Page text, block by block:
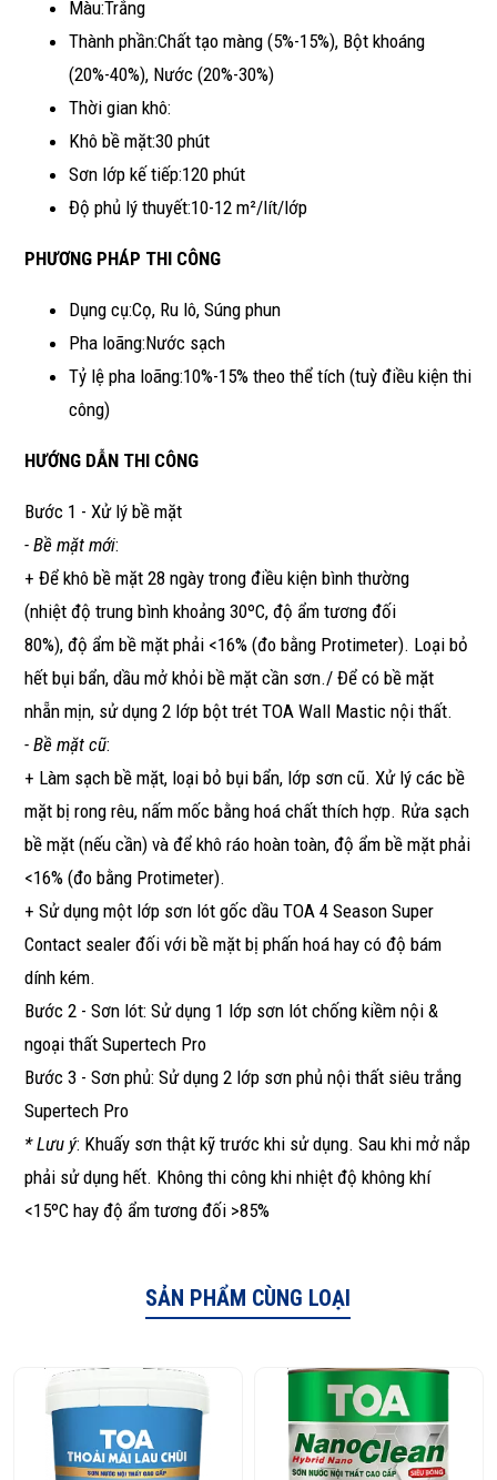
Màu:Trắng
Thành phần:Chất tạo màng (5%-15%), Bột khoáng
(20%-40%), Nước (20%-30%)
Thời gian khô:
Khô bề mặt:30 phút
Sơn lớp kế tiếp:120 phút
Độ phủ lý thuyết:10-12 m²/lít/lớp
PHƯƠNG PHÁP THI CÔNG
Dụng cụ:Cọ, Ru lô, Súng phun
Pha loãng:Nước sạch
Tỷ lệ pha loãng:10%-15% theo thể tích (tuỳ điều kiện thi
công)
HƯỚNG DẪN THI CÔNG
Bước 1 - Xử lý bề mặt
- Bề mặt mới:
+ Để khô bề mặt 28 ngày trong điều kiện bình thường
(nhiệt độ trung bình khoảng 30ºC, độ ẩm tương đối
80%), độ ẩm bề mặt phải <16% (đo bằng Protimeter). Loại bỏ
hết bụi bẩn, dầu mở khỏi bề mặt cần sơn./ Để có bề mặt
nhẵn mịn, sử dụng 2 lớp bột trét TOA Wall Mastic nội thất.
- Bề mặt cũ:
+ Làm sạch bề mặt, loại bỏ bụi bẩn, lớp sơn cũ. Xử lý các bề
mặt bị rong rêu, nấm mốc bằng hoá chất thích hợp. Rửa sạch
bề mặt (nếu cần) và để khô ráo hoàn toàn, độ ẩm bề mặt phải
<16% (đo bằng Protimeter).
+ Sử dụng một lớp sơn lót gốc dầu TOA 4 Season Super
Contact sealer đối với bề mặt bị phấn hoá hay có độ bám
dính kém.
Bước 2 - Sơn lót: Sử dụng 1 lớp sơn lót chống kiềm nội &
ngoại thất Supertech Pro
Bước 3 - Sơn phủ: Sử dụng 2 lớp sơn phủ nội thất siêu trắng
Supertech Pro
* Lưu ý: Khuấy sơn thật kỹ trước khi sử dụng. Sau khi mở nắp
phải sử dụng hết. Không thi công khi nhiệt độ không khí
<15ºC hay độ ẩm tương đối >85%
SẢN PHẨM CÙNG LOẠI